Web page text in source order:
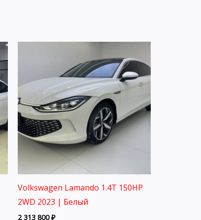
Volkswagen Lamando 1.4T 150HP
2WD 2023 | Белый
2 313 800₽